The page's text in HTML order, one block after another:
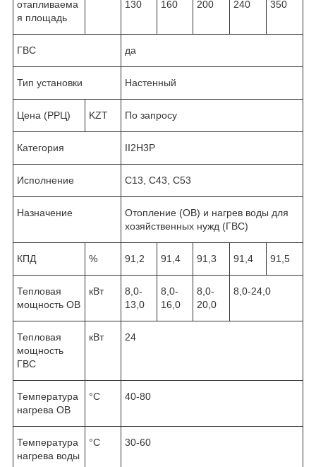
отапливаема
я площадь
130
160
200
240
350
ГВС да
Тип установки Настенный
Цена (РРЦ) KZT По запросу
Категория II2H3P
Исполнение C13, С43, С53
Назначение
Отопление (ОВ) и нагрев воды для
хозяйственных нужд (ГВС)
КПД % 91,2 91,4 91,3 91,4 91,5
Тепловая
мощность ОВ
кВт
8,0-
13,0
8,0-
16,0
8,0-
20,0
8,0-24,0
Тепловая
мощность
ГВС
кВт 24
Температура
нагрева ОВ
°C 40-80
Температура
нагрева воды
°C 30-60